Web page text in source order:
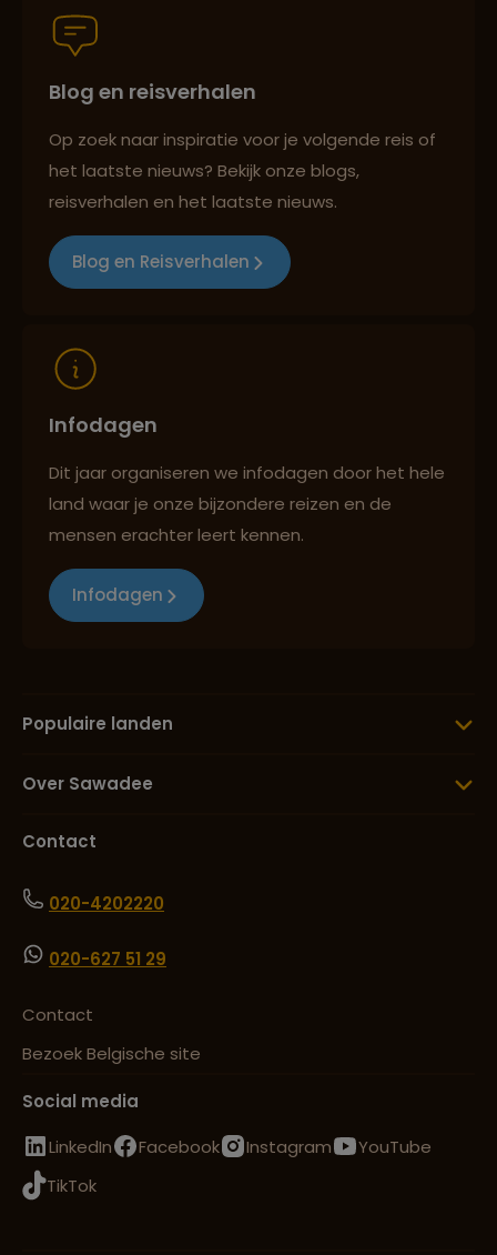
Lees meer over Pink Beach
Lees meer over Pulau Weh
Lees meer over Pura Besakih
Lees meer over Pura Ulun Danu
Bratan
Lees meer over Raja Ampat
Lees meer over Sumba
Lees meer over Tobameer
Lees meer over Ubud
Lees meer over Ubud Monkey
Best beoordeelde reisroutes
Reizen met oog voor mens, cultuur en milieu
Blog en reisverhalen
Op zoek naar inspiratie voor je volgende reis of
het laatste nieuws? Bekijk onze blogs,
reisverhalen en het laatste nieuws.
Blog en Reisverhalen
Infodagen
Dit jaar organiseren we infodagen door het hele
land waar je onze bijzondere reizen en de
mensen erachter leert kennen.
Infodagen
Populaire landen
Over Sawadee
Contact
020-4202220
020-627 51 29
Contact
Bezoek Belgische site
Social media
LinkedIn
Facebook Instagram
YouTube
TikTok